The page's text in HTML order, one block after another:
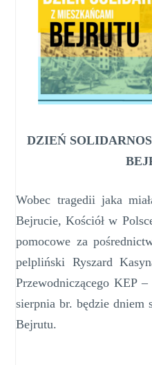
DZIEŃ
Wobec tragedii jaka
Bejrucie, Kościół w
pomocowe za
pelpliński Ryszard
Przewodniczącego KEP
sierpnia br. będzie dniem
Bejrutu.